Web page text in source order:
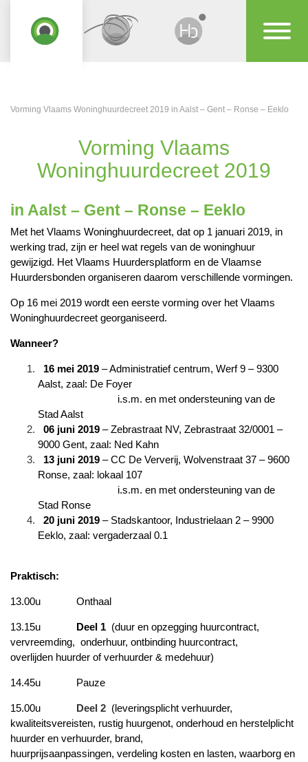
Vorming Vlaams Woninghuurdecreet 2019 in Aalst – Gent – Ronse – Eeklo
Vorming Vlaams
Woninghuurdecreet 2019
in Aalst – Gent – Ronse – Eeklo
Met het Vlaams Woninghuurdecreet, dat op 1 januari 2019, in
werking trad, zijn er heel wat regels van de woninghuur
gewijzigd. Het Vlaams Huurdersplatform en de Vlaamse
Huurdersbonden organiseren daarom verschillende vormingen.
Op 16 mei 2019 wordt een eerste vorming over het Vlaams
Woninghuurdecreet georganiseerd.
Wanneer?
16 mei 2019 – Administratief centrum, Werf 9 – 9300
Aalst, zaal: De Foyer
i.s.m. en met ondersteuning van de
Stad Aalst
06 juni 2019 – Zebrastraat NV, Zebrastraat 32/0001 –
9000 Gent, zaal: Ned Kahn
13 juni 2019 – CC De Ververij, Wolvenstraat 37 – 9600
Ronse, zaal: lokaal 107
i.s.m. en met ondersteuning van de
Stad Ronse
20 juni 2019 – Stadskantoor, Industrielaan 2 – 9900
Eeklo, zaal: vergaderzaal 0.1
Praktisch:
13.00u Onthaal
13.15u Deel 1 (duur en opzegging huurcontract,
vervreemding, onderhuur, ontbinding huurcontract,
overlijden huurder of verhuurder & medehuur)
14.45u Pauze
15.00u Deel 2 (leveringsplicht verhuurder,
kwaliteitsvereisten, rustig huurgenot, onderhoud en herstelplicht
huurder en verhuurder, brand,
huurprijsaanpassingen, verdeling kosten en lasten, waarborg en